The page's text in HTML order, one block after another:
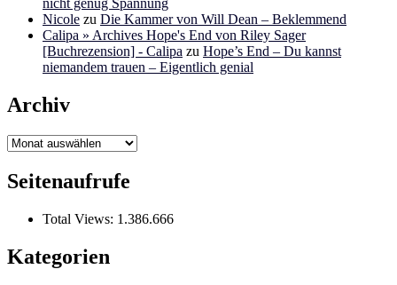
nicht genug Spannung
Nicole zu Die Kammer von Will Dean – Beklemmend
Calipa » Archives Hope's End von Riley Sager
[Buchrezension] - Calipa zu Hope’s End – Du kannst
niemandem trauen – Eigentlich genial
Archiv
Archiv
Seitenaufrufe
Total Views: 1.386.666
Kategorien